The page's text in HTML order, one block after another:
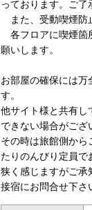
っております。ご了
また、受動喫煙防
各フロアに喫煙箇
願いします。
お部屋の確保には万
す。
他サイト様と共有し
できない場合がござ
その時は旅館側から
たりのんびり定員で
狭く感じますがご承
接宿にお問合せ下さ